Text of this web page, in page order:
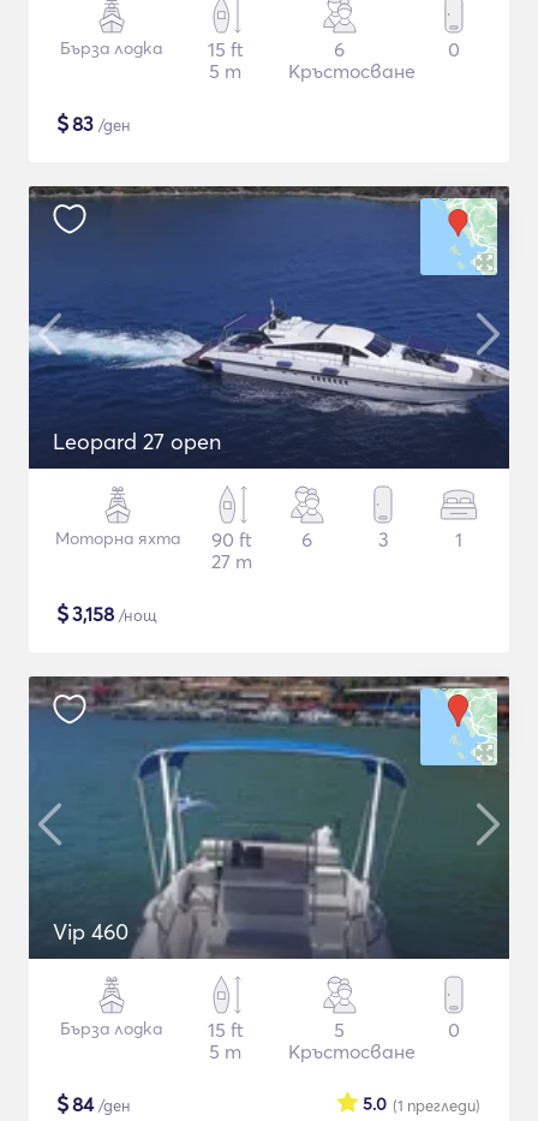
Бърза лодка
15 ft
5 m
6
Кръстосване
0
$83 /ден
Leopard 27 open
Моторна яхта
90 ft
27 m
6 3 1
$3,158 /нощ
Vip 460
Бърза лодка
15 ft
5 m
5
Кръстосване
0
$84/ден (1 прегледи)
5.0